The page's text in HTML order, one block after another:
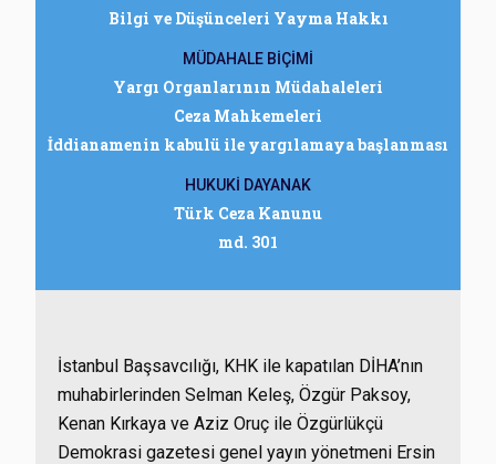
Bilgi ve Düşünceleri Yayma Hakkı
MÜDAHALE BİÇİMİ
Yargı Organlarının Müdahaleleri
Ceza Mahkemeleri
İddianamenin kabulü ile yargılamaya başlanması
HUKUKİ DAYANAK
Türk Ceza Kanunu
md. 301
İstanbul Başsavcılığı, KHK ile kapatılan DİHA’nın
muhabirlerinden Selman Keleş, Özgür Paksoy,
Kenan Kırkaya ve Aziz Oruç ile Özgürlükçü
Demokrasi gazetesi genel yayın yönetmeni Ersin